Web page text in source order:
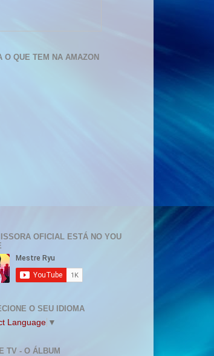
O QUE TEM NA AMAZON
OFICIAL ESTÁ NO YOU
O SEU IDIOMA
Language ▼
TV - O ÁLBUM